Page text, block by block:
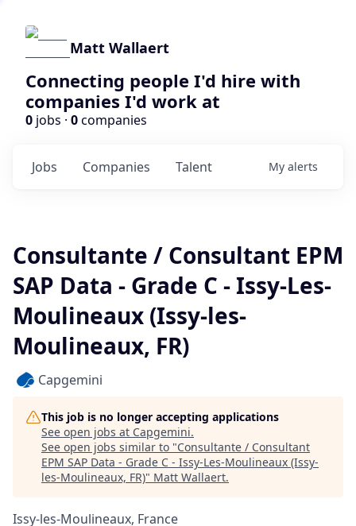
Matt Wallaert
Connecting people I'd hire with
companies I'd work at
0 jobs · 0companies
Jobs Companies Talent My alerts
Consultante / Consultant EPM
SAP Data - Grade C - Issy-Les-
Moulineaux (Issy-les-
Moulineaux, FR)
Capgemini
This job is no longer accepting applications
See open jobs at Capgemini.
See open jobs similar to "Consultante / Consultant
EPM SAP Data - Grade C - Issy-Les-Moulineaux (Issy-
les-Moulineaux, FR)" Matt Wallaert.
Issy-les-Moulineaux, France